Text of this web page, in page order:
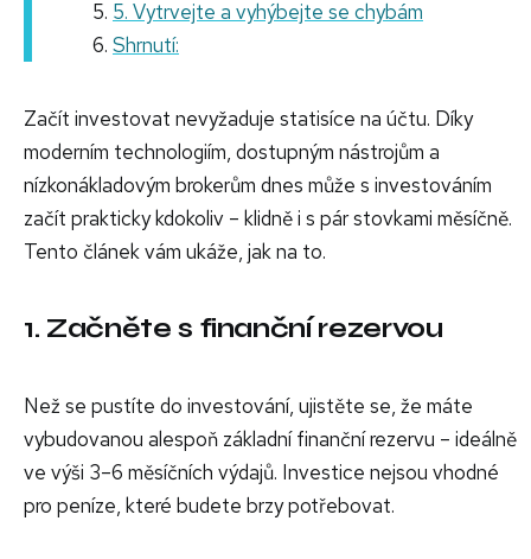
5. Vytrvejte a vyhýbejte se chybám
Shrnutí:
Začít investovat nevyžaduje statisíce na účtu. Díky
moderním technologiím, dostupným nástrojům a
nízkonákladovým brokerům dnes může s investováním
začít prakticky kdokoliv – klidně i s pár stovkami měsíčně.
Tento článek vám ukáže, jak na to.
1. Začněte s finanční rezervou
Než se pustíte do investování, ujistěte se, že máte
vybudovanou alespoň základní finanční rezervu – ideálně
ve výši 3–6 měsíčních výdajů. Investice nejsou vhodné
pro peníze, které budete brzy potřebovat.